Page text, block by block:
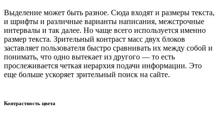
Выделение может быть разное. Сюда входят и размеры текста,
и шрифты и различные варианты написания, межстрочные
интервалы и так далее. Но чаще всего используется именно
размер текста. Зрительный контраст масс двух блоков
заставляет пользователя быстро сравнивать их между собой и
понимать, что одно вытекает из другого — то есть
прослеживается четкая иерархия подачи информации. Это
еще больше ускоряет зрительный поиск на сайте.
Контрастность цвета